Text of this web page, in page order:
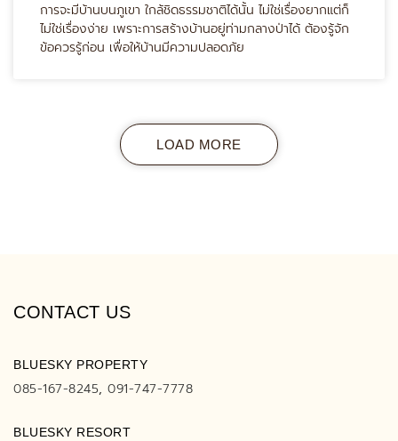
การจะมีบ้านบนภูเขา ใกล้ชิดธรรมชาติได้นั้น ไม่ใช่เรื่องยากแต่ก็
ไม่ใช่เรื่องง่าย เพราะการสร้างบ้านอยู่ท่ามกลางป่าได้ ต้องรู้จัก
ข้อควรรู้ก่อน เพื่อให้บ้านมีความปลอดภัย
LOAD MORE
CONTACT US
BLUESKY PROPERTY
085-167-8245, 091-747-7778
BLUESKY RESORT